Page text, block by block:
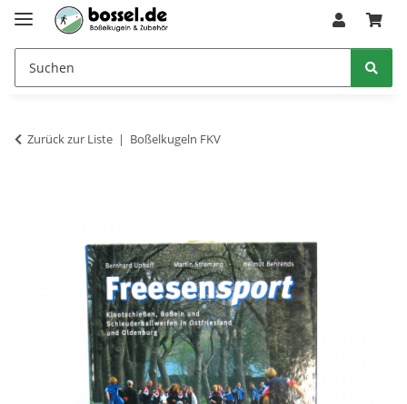
Zurück zur Liste Boßelkugeln FKV